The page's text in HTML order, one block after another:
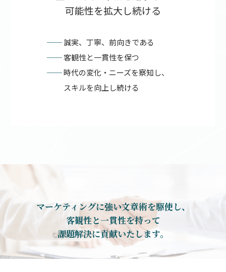
可能性を拡大し続ける
──誠実、丁寧、前向きである
──客観性と一貫性を保つ
──時代の変化・ニーズを察知し、
スキルを向上し続ける
マーケティングに強い文章術を駆使し、
客観性と一貫性を持って
課題解決に貢献いたします。